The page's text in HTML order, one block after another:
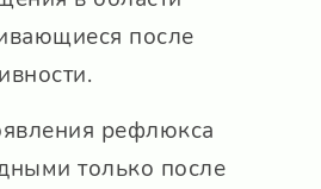
после
рефлюкса
только после